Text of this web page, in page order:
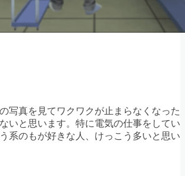
写真を見てワクワクが止まらなくなった
いと思います。特に電気の仕事をしてい
系のもが好きな人、けっこう多いと思い